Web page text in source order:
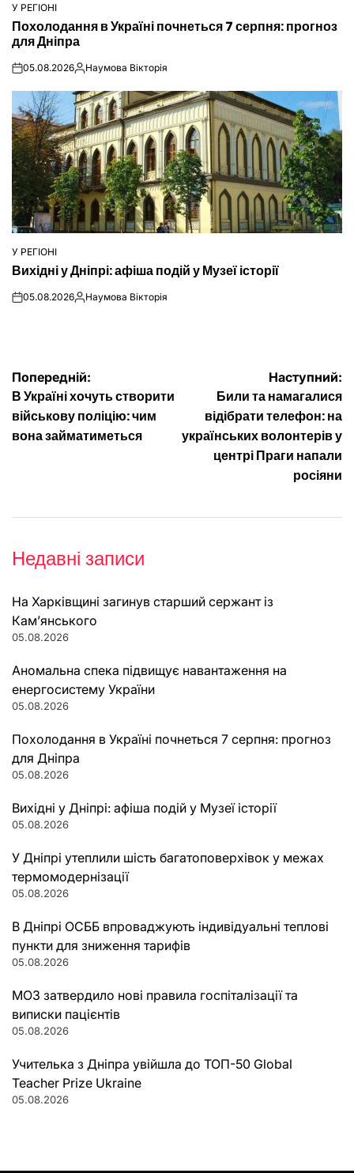
ОПУБЛІКУВАТИ
У РЕГІОНІ
Похолодання в Україні почнеться 7 серпня: прогноз
для Дніпра
on05.08.2026Опубліковано
Наумова Вікторія
ОПУБЛІКУВАТИ
У
У РЕГІОНІ
Вихідні у Дніпрі: афіша подій у Музеї історії
on05.08.2026Опубліковано
Наумова Вікторія
Навігація
записів
Попередній:
В Україні хочуть створити
військову поліцію: чим
вона займатиметься
Наступний:
Били та намагалися
відібрати телефон: на
українських волонтерів у
центрі Праги напали
росіяни
Недавні записи
На Харківщині загинув старший сержант із
Кам’янського
05.08.2026
Аномальна спека підвищує навантаження на
енергосистему України
05.08.2026
Похолодання в Україні почнеться 7 серпня: прогноз
для Дніпра
05.08.2026
Вихідні у Дніпрі: афіша подій у Музеї історії
05.08.2026
У Дніпрі утеплили шість багатоповерхівок у межах
термомодернізації
05.08.2026
В Дніпрі ОСББ впроваджують індивідуальні теплові
пункти для зниження тарифів
05.08.2026
МОЗ затвердило нові правила госпіталізації та
виписки пацієнтів
05.08.2026
Учителька з Дніпра увійшла до ТОП-50 Global
Teacher Prize Ukraine
05.08.2026